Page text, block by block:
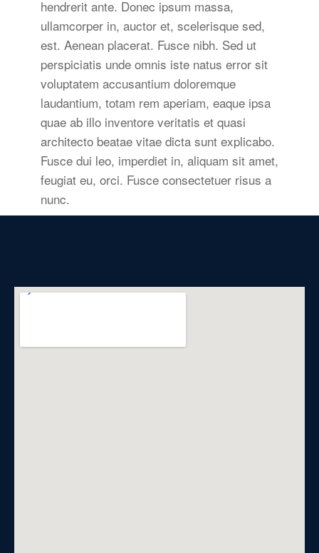
hendrerit ante. Donec ipsum massa,
ullamcorper in, auctor et, scelerisque sed,
est. Aenean placerat. Fusce nibh. Sed ut
perspiciatis unde omnis iste natus error sit
voluptatem accusantium doloremque
laudantium, totam rem aperiam, eaque ipsa
quae ab illo inventore veritatis et quasi
architecto beatae vitae dicta sunt explicabo.
Fusce dui leo, imperdiet in, aliquam sit amet,
feugiat eu, orci. Fusce consectetuer risus a
nunc.